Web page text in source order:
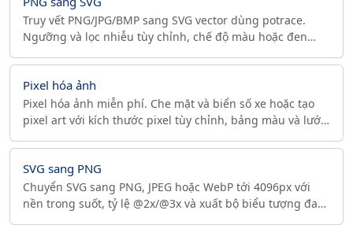
Truy vết PNG/JPG/BMP sang SVG vector dùng potrace.
Ngưỡng và lọc nhiễu tùy chỉnh, chế độ màu hoặc đen
Pixel hóa ảnh
Pixel hóa ảnh miễn phí. Che mặt và biển số xe hoặc tạo
pixel art với kích thước pixel tùy chỉnh, bảng màu và lưới.
SVG sang PNG
Chuyển SVG sang PNG, JPEG hoặc WebP tới 4096px với
nền trong suốt, tỷ lệ @2x/@3x và xuất bộ biểu tượng đa